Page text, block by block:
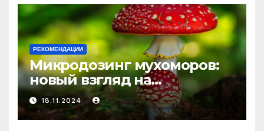
РЕКОМЕНДАЦИИ
Микродозинг мухоморов:
новый взгляд на
психоделику
18.11.2024